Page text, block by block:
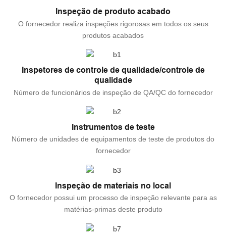
Inspeção de produto acabado
O fornecedor realiza inspeções rigorosas em todos os seus
produtos acabados
Inspetores de controle de qualidade/controle de
qualidade
Número de funcionários de inspeção de QA/QC do fornecedor
Instrumentos de teste
Número de unidades de equipamentos de teste de produtos do
fornecedor
Inspeção de materiais no local
O fornecedor possui um processo de inspeção relevante para as
matérias-primas deste produto